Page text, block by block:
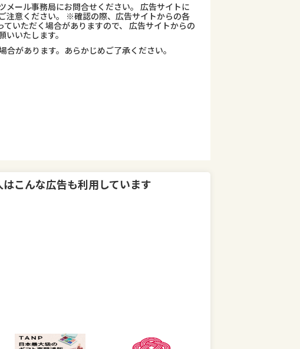
メール事務局にお問合せください。 広告サイトに
注意ください。 ※確認の際、広告サイトからの各
いただく場合がありますので、 広告サイトからの
いたします。
があります。あらかじめご了承ください。
こんな広告も利用しています